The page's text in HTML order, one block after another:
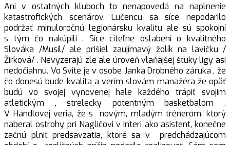
Ani v ostatných kluboch to nenapovedá na naplnenie
katastrofických scenárov. Lučencu sa síce nepodarilo
podržať minuloročnú legionársku kvalitu ale sú spokojní
s tým čo nakúpili . Síce citeľne oslabení o kvalitného
Slováka /Musil/ ale prišiel zaujímavý žolík na lavičku /
Žirková/ . Nevyzerajú zle ale úroveň vlaňajšej šťuky ligy asi
nedočiahnu. Vo Svite je v osobe Janka Drobného záruka , že
čo donesú bude kvalita a verím slovám manažéra že opäť
budú vo svojej vynovenej hale každého trápiť svojim
atletickým , strelecky potentným basketbalom .
V Handlovej veria, že s novým, mladým trénerom, ktorý
naberal ostrohy pri Nagličovi v Interi ako asistent, konečne
začnú plniť predsavzatia, ktoré sa v predchádzajúcom